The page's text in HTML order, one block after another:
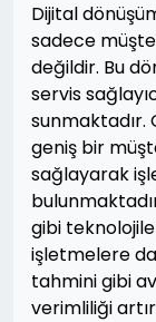
Dijital
sadece
değildir. Bu
servis
geniş bir
sağlayarak
gibi
işletmelere
tahmini gibi
verimliliği